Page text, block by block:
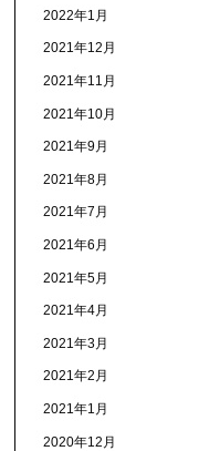
2022年1月
2021年12月
2021年11月
2021年10月
2021年9月
2021年8月
2021年7月
2021年6月
2021年5月
2021年4月
2021年3月
2021年2月
2021年1月
2020年12月